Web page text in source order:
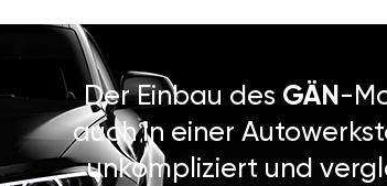
Der Einbau des GÄN-
auch in einer
unkompliziert und